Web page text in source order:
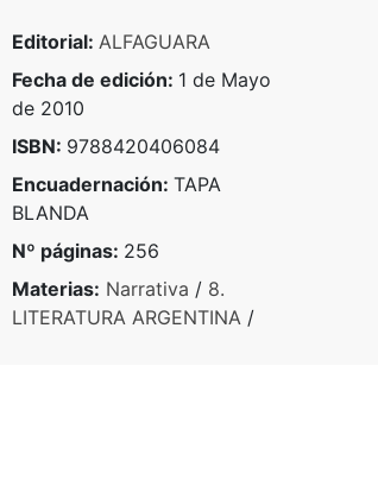
Editorial: ALFAGUARA
Fecha de edición: 1 de Mayo
de 2010
ISBN: 9788420406084
Encuadernación: TAPA
BLANDA
Nº páginas: 256
Materias: Narrativa / 8.
LITERATURA ARGENTINA /